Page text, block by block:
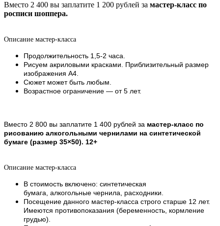
Вместо 2 400 вы заплатите 1 200 рублей за мастер-класс по
росписи шоппера.
Описание мастер-класса
Продолжительность 1,5-2 часа.
Рисуем акриловыми красками. Приблизительный размер
изображения А4.
Сюжет может быть любым.
Возрастное ограничение — от 5 лет.
Вместо 2 800 вы заплатите 1 400 рублей за мастер-класс по
рисованию алкогольными чернилами на синтетической
бумаге (размер 35×50). 12+
Описание мастер-класса
В стоимость включено: синтетическая
бумага, алкогольные чернила, расходники.
Посещение данного мастер-класса строго старше 12 лет.
Имеются противопоказания (беременность, кормление
грудью).